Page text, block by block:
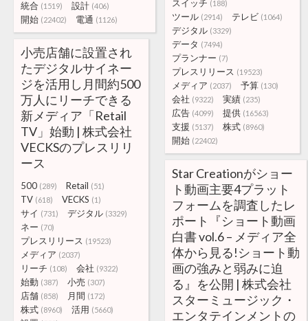
統合 (1519) 設計 (406)
開始 (22402) 電通 (1126)
スイッチ (188)
ツール (2914) テレビ (1064)
デジタル (3329)
データ (7494)
プランナー (7)
プレスリリース (19523)
メディア (2037) 予算 (130)
会社 (9322) 実績 (235)
広告 (4099) 提供 (16563)
支援 (5137) 株式 (8960)
開始 (22402)
小売店舗に設置され
たデジタルサイネー
ジを活用し月間約500
万人にリーチできる
新メディア「Retail
TV」始動 | 株式会社
VECKSのプレスリリ
ース
500 (289) Retail (51)
TV (618) VECKS (1)
サイ (731) デジタル (3329)
ネー (70)
プレスリリース (19523)
メディア (2037)
リーチ (108) 会社 (9322)
始動 (387) 小売 (307)
店舗 (858) 月間 (172)
株式 (8960) 活用 (5660)
Star Creationがショー
ト動画主要4プラット
フォームを調査したレ
ポート『ショート動画
白書 vol.6 – メディア全
体から見る!ショート動
画の強みと弱みに迫
る』を公開 | 株式会社
スターミュージック・
エンタテインメントの